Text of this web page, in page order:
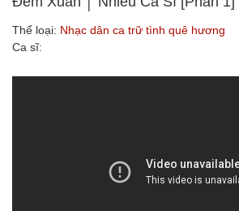
Thể loại: Nhạc dân ca trữ tình quê hương
Ca sĩ: